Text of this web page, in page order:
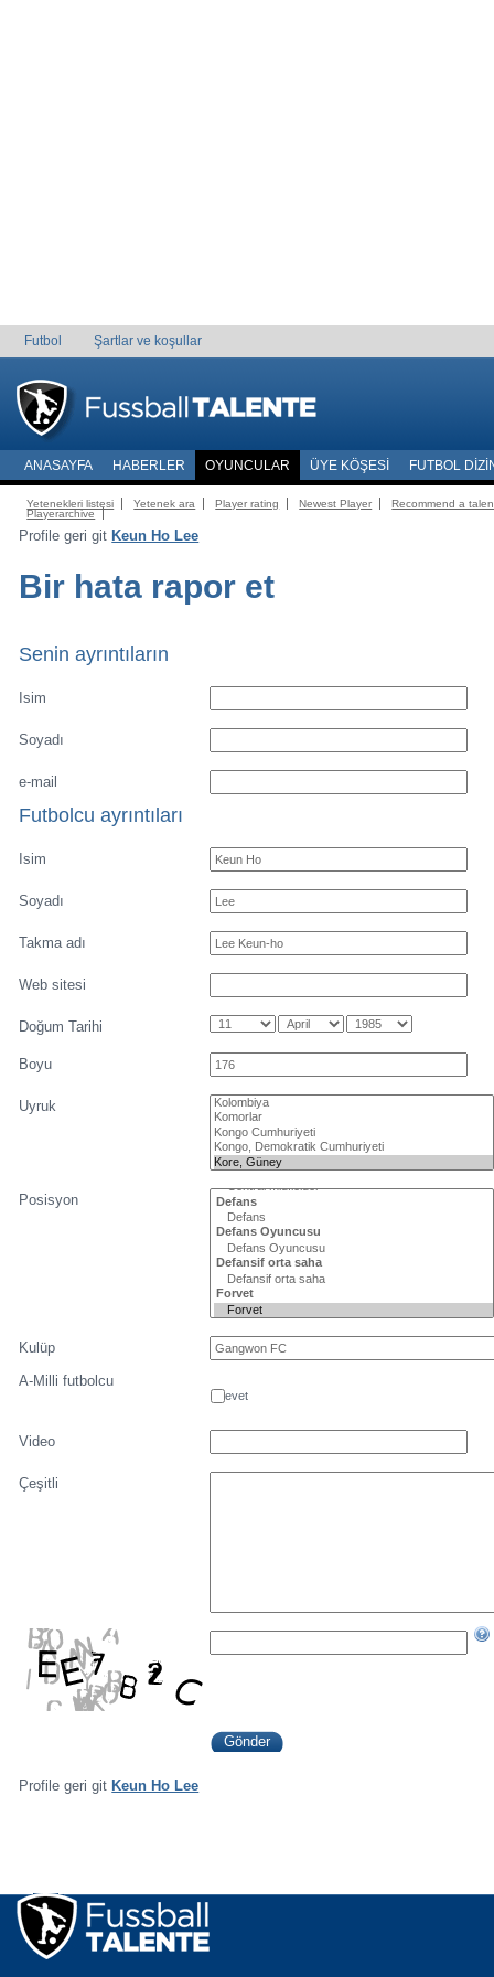
Futbol Şartlar ve koşullar
ANASAYFA HABERLER OYUNCULAR ÜYE KÖŞESI FUTBOL
Yetenekleri listesi Yetenek ara Player rating Newest Player
Recommend a
Playerarchive
Profile geri git Keun Ho Lee
Bir hata rapor et
Senin ayrıntıların
Isim
Soyadı
e-mail
Futbolcu ayrıntıları
Isim
Soyadı
Takma adı
Web sitesi
Doğum Tarihi
Boyu
Uyruk
Posisyon
Kulüp
A-Milli futbolcu
evet
Video
Çeşitli
Profile geri git Keun Ho Lee